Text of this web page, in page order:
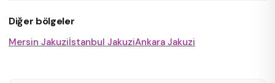
Diğer bölgeler
Mersin Jakuziİstanbul JakuziAnkara Jakuzi